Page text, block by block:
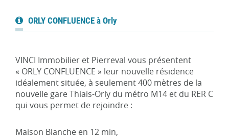
ORLY CONFLUENCE à Orly
VINCI Immobilier et Pierreval vous présentent
« ORLY CONFLUENCE » leur nouvelle résidence
idéalement située, à seulement 400 mètres de la
nouvelle gare Thiais-Orly du métro M14 et du RER C
qui vous permet de rejoindre :
Maison Blanche en 12 min,